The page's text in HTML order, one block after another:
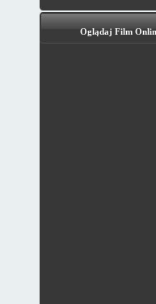
Oglądaj Film